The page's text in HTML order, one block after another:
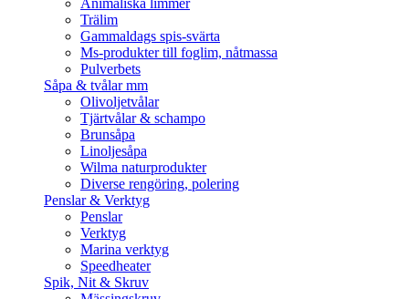
Animaliska limmer
Trälim
Gammaldags spis-svärta
Ms-produkter till foglim, nåtmassa
Pulverbets
Såpa & tvålar mm
Olivoljetvålar
Tjärtvålar & schampo
Brunsåpa
Linoljesåpa
Wilma naturprodukter
Diverse rengöring, polering
Penslar & Verktyg
Penslar
Verktyg
Marina verktyg
Speedheater
Spik, Nit & Skruv